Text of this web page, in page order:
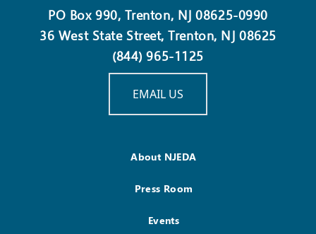
PO Box 990, Trenton, NJ 08625-0990
36 West State Street, Trenton, NJ 08625
(844) 965-1125
EMAIL US
About NJEDA
Press Room
Events